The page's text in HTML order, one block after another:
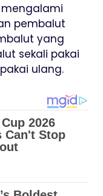
pembalut
yang
sekali pakai
ulang.